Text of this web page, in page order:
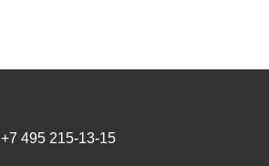
+7 495 215-13-15